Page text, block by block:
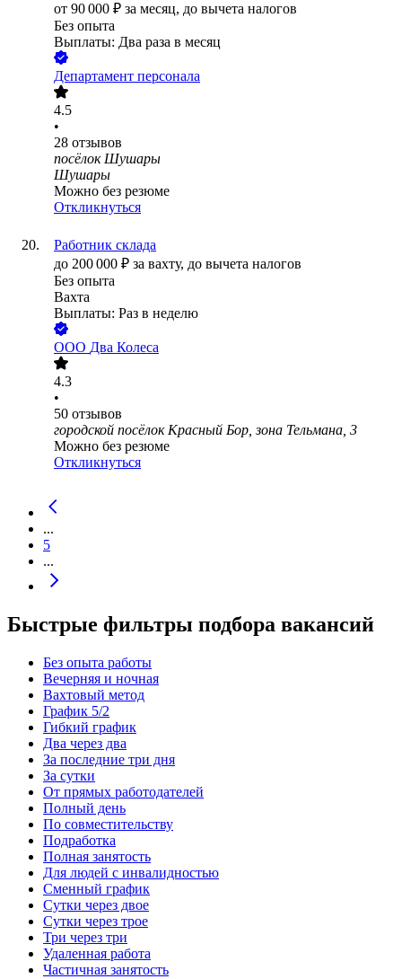
от 90 000 ₽ за месяц, до вычета налогов
Без опыта
Выплаты: Два раза в месяц
Департамент персонала
4.5
•
28 отзывов
посёлок Шушары
Шушары
Можно без резюме
Откликнуться
Работник склада
до 200 000 ₽ за вахту, до вычета налогов
Без опыта
Вахта
Выплаты: Раз в неделю
ООО Два Колеса
4.3
•
50 отзывов
городской посёлок Красный Бор, зона Тельмана, 3
Можно без резюме
Откликнуться
...
5
...
Быстрые фильтры подбора вакансий
Без опыта работы
Вечерняя и ночная
Вахтовый метод
График 5/2
Гибкий график
Два через два
За последние три дня
За сутки
От прямых работодателей
Полный день
По совместительству
Подработка
Полная занятость
Для людей с инвалидностью
Сменный график
Сутки через двое
Сутки через трое
Три через три
Удаленная работа
Частичная занятость